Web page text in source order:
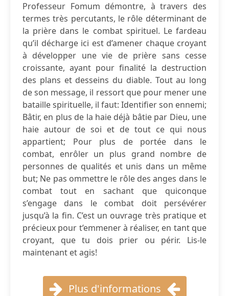
Professeur Fomum démontre, à travers des
termes très percutants, le rôle déterminant de
la prière dans le combat spirituel. Le fardeau
qu’il décharge ici est d’amener chaque croyant
à développer une vie de prière sans cesse
croissante, ayant pour finalité la destruction
des plans et desseins du diable. Tout au long
de son message, il ressort que pour mener une
bataille spirituelle, il faut: Identifier son ennemi;
Bâtir, en plus de la haie déjà bâtie par Dieu, une
haie autour de soi et de tout ce qui nous
appartient; Pour plus de portée dans le
combat, enrôler un plus grand nombre de
personnes de qualités et unis dans un même
but; Ne pas ommettre le rôle des anges dans le
combat tout en sachant que quiconque
s’engage dans le combat doit persévérer
jusqu’à la fin. C’est un ouvrage très pratique et
précieux pour t’emmener à réaliser, en tant que
croyant, que tu dois prier ou périr. Lis-le
maintenant et agis!
Plus d'informations